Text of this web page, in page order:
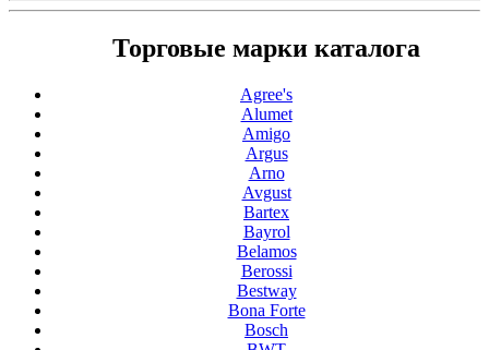
Торговые марки каталога
Agree's
Alumet
Amigo
Argus
Arno
Avgust
Bartex
Bayrol
Belamos
Berossi
Bestway
Bona Forte
Bosch